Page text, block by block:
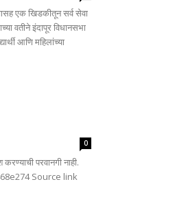
एक खिडकीतून सर्व सेवा
वतीने इंदापूर विधानसभा
आणि महिलांच्या
0
परवानगी नाही.
Source link